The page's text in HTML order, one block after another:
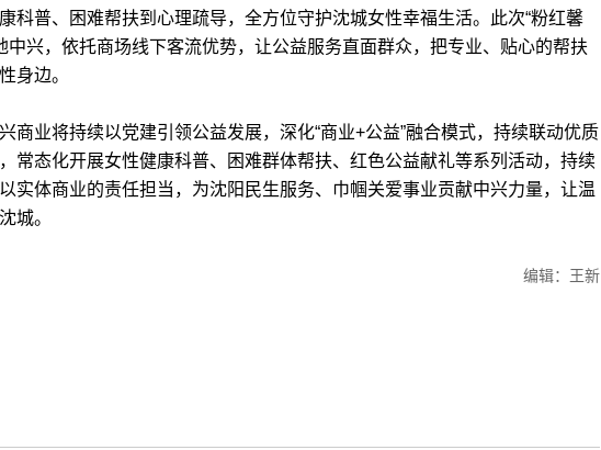
科普、困难帮扶到心理疏导，全方位守护沈城女性幸福生活。此次“粉红馨
中兴，依托商场线下客流优势，让公益服务直面群众，把专业、贴心的帮扶
身边。
业将持续以党建引领公益发展，深化“商业+公益”融合模式，持续联动优质
常态化开展女性健康科普、困难群体帮扶、红色公益献礼等系列活动，持续
实体商业的责任担当，为沈阳民生服务、巾帼关爱事业贡献中兴力量，让温
城。
编辑：王新